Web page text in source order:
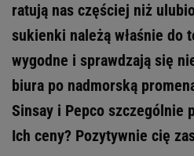
ratują nas częściej niż
sukienki należą właśnie do
wygodne i sprawdzają się
biura po nadmorską
Sinsay i Pepco szczególnie
Ich ceny? Pozytywnie cię